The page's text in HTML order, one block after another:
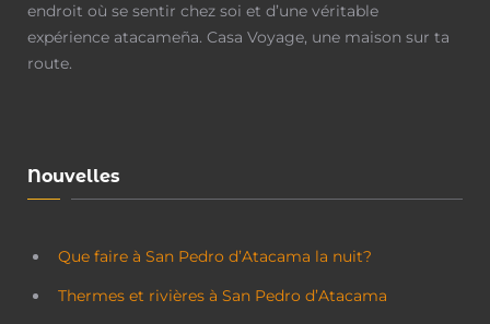
endroit où se sentir chez soi et d’une véritable
expérience atacameña. Casa Voyage, une maison sur ta
route.
Nouvelles
Que faire à San Pedro d’Atacama la nuit?
Thermes et rivières à San Pedro d’Atacama